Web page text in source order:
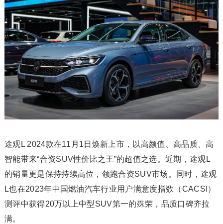
途观L 2024款在11月1日焕新上市，以高颜值、高品质、高
智能带来“合资SUV性价比之王”的超值之选。近期，途观L
的销量更是保持持续高位，领跑合资SUV市场。同时，途观
L也在2023年中国燃油汽车行业用户满意度指数（CACSI）
测评中获得20万以上中型SUV第一的殊荣，品质口碑齐拉
满。